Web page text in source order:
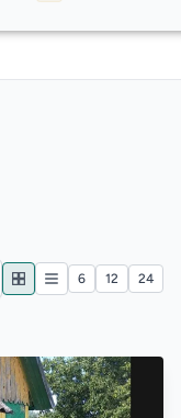
6 12 24